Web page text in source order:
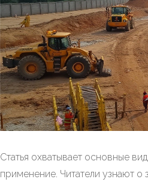
Статья охватывает основные
применение. Читатели узнают